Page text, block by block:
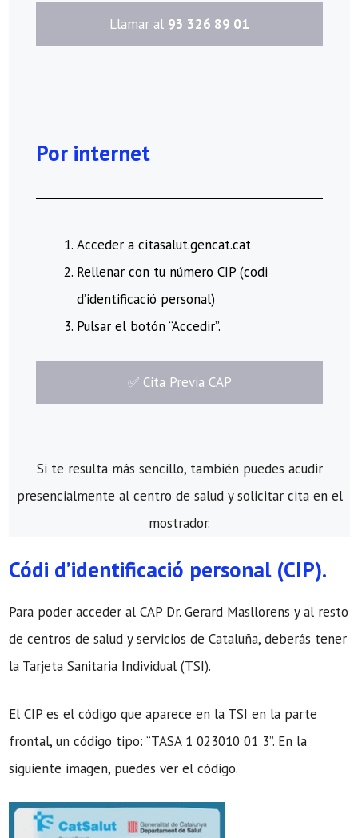
​Llamar al 93 326 89 01
Por internet
Acceder a citasalut.gencat.cat
Rellenar con tu número CIP (codi
d’identificació personal)
Pulsar el botón “Accedir”.
​✅​ Cita Previa CAP
Si te resulta más sencillo, también puedes acudir
presencialmente al centro de salud y solicitar cita en el
mostrador.
Códi d’identificació personal (CIP).
Para poder acceder al CAP Dr. Gerard Masllorens y al resto
de centros de salud y servicios de Cataluña, deberás tener
la Tarjeta Sanitaria Individual (TSI).
El CIP es el código que aparece en la TSI en la parte
frontal, un código tipo: “TASA 1 023010 01 3”. En la
siguiente imagen, puedes ver el código.